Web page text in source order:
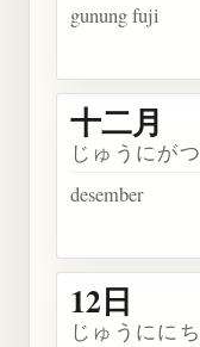
gunung fuji
十二月
じゅうにがつ
desember
12日
じゅうににち